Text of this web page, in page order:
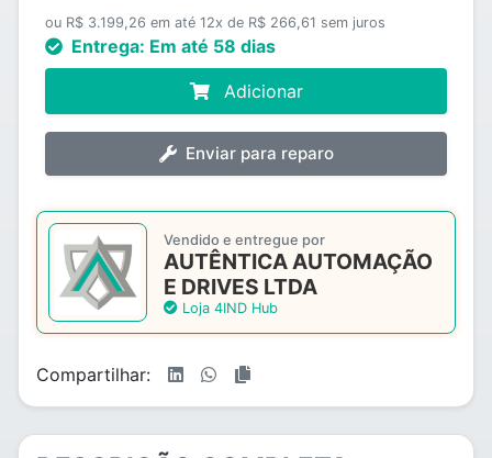
ou R$ 3.199,26 em até 12x de R$ 266,61 sem juros
Entrega: Em até 58 dias
Adicionar
Enviar para reparo
Vendido e entregue por
AUTÊNTICA AUTOMAÇÃO
E DRIVES LTDA
Loja 4IND Hub
Compartilhar: